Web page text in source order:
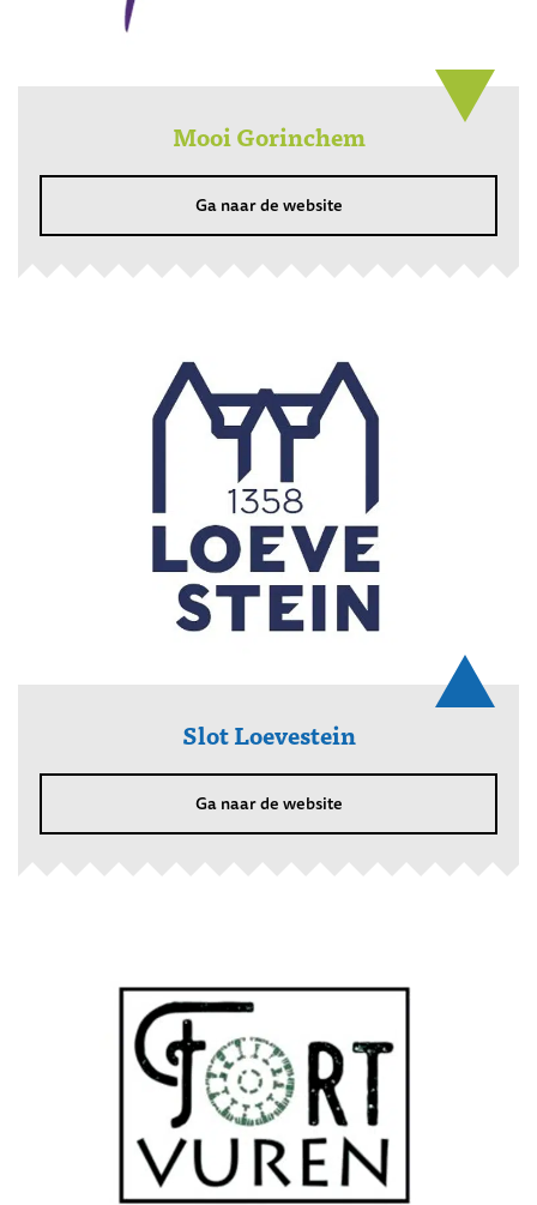
Mooi Gorinchem
Ga naar de website
Slot Loevestein
Ga naar de website